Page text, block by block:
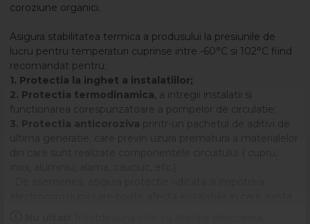
coroziune organici.
Asigura stabilitatea termica a produsului la presiunile de
lucru pentru temperaturi cuprinse intre -60°C si 102°C fiind
recomandat pentru:
1. Protectia la inghet a instalatiilor;
2. Protectia termodinamica, a intregii instalatii si
functionarea corespunzatoare a pompelor de circulatie;
3. Protectia anticoroziva printr-un pachetul de aditivi de